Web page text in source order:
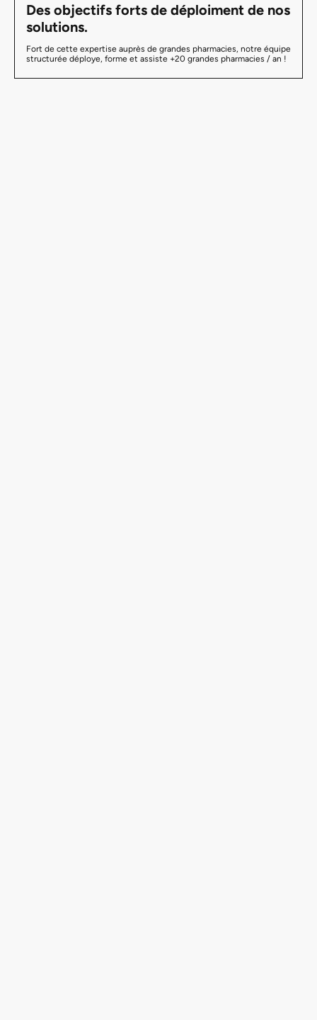
Des objectifs forts de déploiment de nos
solutions.
Fort de cette expertise auprès de grandes pharmacies, notre équipe
structurée déploye, forme et assiste +20 grandes pharmacies / an !